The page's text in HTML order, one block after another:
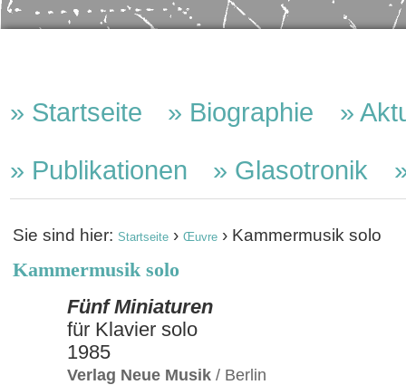
Inhalt
Direkt
Startseite Biographie
Publikationen
Glasotronik
Sie sind hier: Startseite › Œuvre › Kammermusik solo
Kammermusik solo
Fünf Miniaturen
für Klavier solo
1985
Verlag Neue Musik/ Berlin